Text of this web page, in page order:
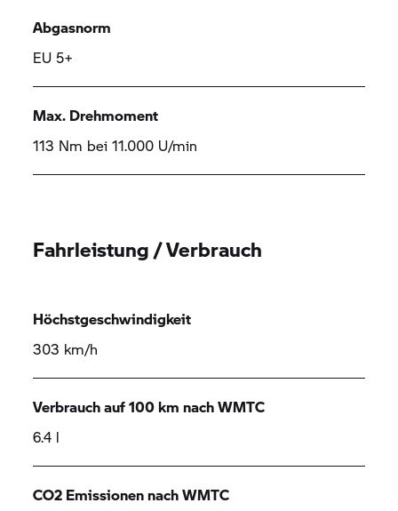
Abgasnorm
EU 5+
Max. Drehmoment
113 Nm bei 11.000 U/min
Fahrleistung / Verbrauch
Höchstgeschwindigkeit
303 km/h
Verbrauch auf 100 km nach WMTC
6.4 l
CO2 Emissionen nach WMTC